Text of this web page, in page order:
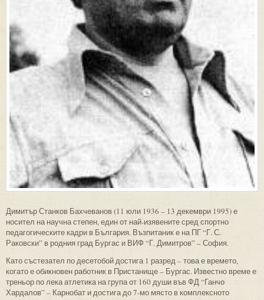
Димитър Станков Бахчеванов (11 юли 1936 – 13 декември 1995) е
носител на научна степен, един от най-изявените сред спортно
педагогическите кадри в България. Възпитаник е на ПГ “Г. С.
Раковски” в родния град Бургас и ВИФ “Г. Димитров” – София.
Като състезател по десетобой достига 1 разред – това е времето,
когато е обикновен работник в Пристанище – Бургас. Известно време е
треньор по лека атлетика на група от 160 души във ФД “Ганчо
Хардалов” – Карнобат и достига до 7-мо място в комплексното